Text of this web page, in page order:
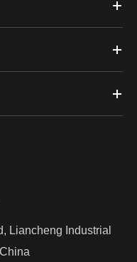
Liancheng Industrial